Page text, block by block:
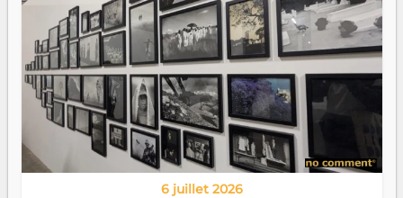
6 juillet 2026